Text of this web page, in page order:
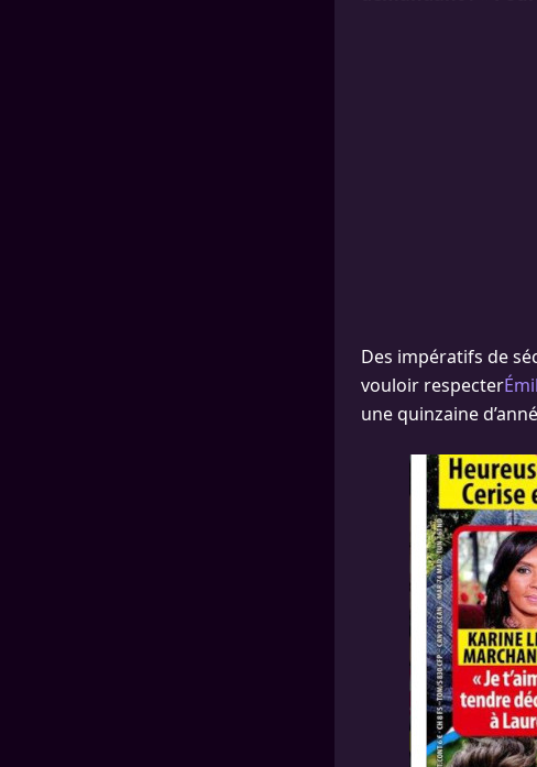
Des impératifs de
vouloir respecter
une quinzaine